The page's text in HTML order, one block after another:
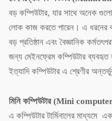
বড় কম্পিউটার, যার সাথে অনেক
লোক কাজ করতে পারেন। এ ধরনের
বড় প্রতিষ্ঠান এবং বৈজ্ঞানিক
জন্য মেইনফ্রেম কম্পিউটার ব্যবহৃত
ইত্যাদি কম্পিউটার এ শ্রেণীর
মিনি কম্পিউটার (Mini
এ কম্পিউটার টার্মিনালের মাধ্যমে